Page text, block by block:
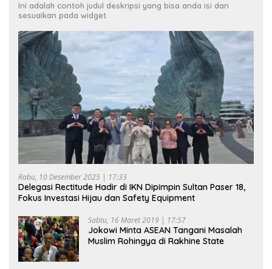
Ini adalah contoh judul deskripsi yang bisa anda isi dan
sesuaikan pada widget
Rabu, 10 Desember 2025 | 17:33
Delegasi Rectitude Hadir di IKN Dipimpin Sultan Paser 18,
Fokus Investasi Hijau dan Safety Equipment
Sabtu, 16 Maret 2019 | 17:57
Jokowi Minta ASEAN Tangani Masalah
Muslim Rohingya di Rakhine State